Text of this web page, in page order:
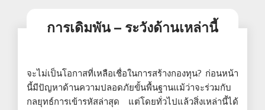
การเดิมพัน – ระวังด้านเหล่านี้
จะไม่เป็นโอกาสที่เหลือเชื่อในการสร้างกองทุน? ก่อนหน้า
นี้มีปัญหาด้านความปลอดภัยขั้นพื้นฐานแม้ว่าจะร่วมกับ
กลยุทธ์การเข้ารหัสล่าสุด แต่โดยทั่วไปแล้วสิ่งเหล่านี้ได้